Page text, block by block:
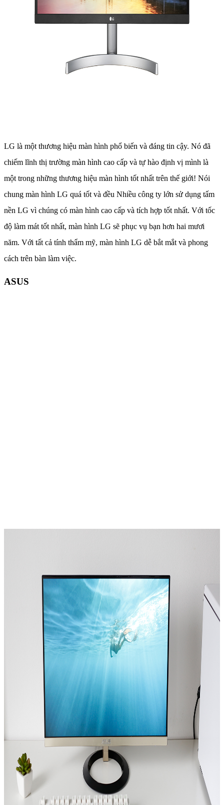
LG là một thương hiệu màn hình phổ biến và đáng tin cậy. Nó đã
chiếm lĩnh thị trường màn hình cao cấp và tự hào định vị mình là
một trong những thương hiệu màn hình tốt nhất trên thế giới! Nói
chung màn hình LG quá tốt và đều Nhiều công ty lớn sử dụng tấm
nền LG vì chúng có màn hình cao cấp và tích hợp tốt nhất. Với tốc
độ làm mát tốt nhất, màn hình LG sẽ phục vụ bạn hơn hai mươi
năm. Với tất cả tính thẩm mỹ, màn hình LG dễ bắt mắt và phong
cách trên bàn làm việc.
ASUS